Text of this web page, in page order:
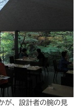
が、設計者の腕の見